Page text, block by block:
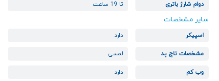
دوام شارژ باتری تا 19 ساعت
سایر مشخصات
اسپیکر دارد
مشخصات تاچ پد لمسی
وب کم دارد